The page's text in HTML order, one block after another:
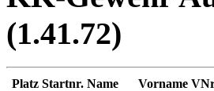
(1.41.72)
Platz Startnr. Name Vorname